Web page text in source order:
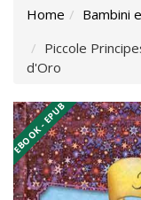
Home Bambini
Piccole
d'Oro
EBOOK - EPUB